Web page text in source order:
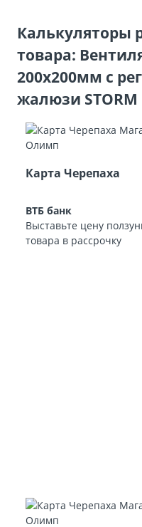
Калькуляторы
товара:
200х200мм с
жалюзи STORМ
Карта Черепаха
ВТБ банк
Выставьте цену
товара в рассрочку